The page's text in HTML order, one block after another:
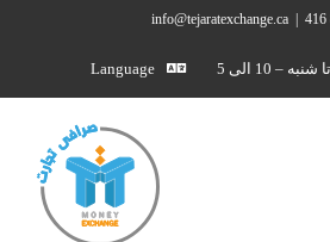
info@tejaratexchange.ca
10 الی 5 Language